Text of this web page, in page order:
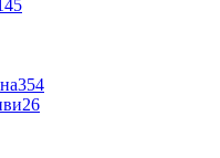
354
26